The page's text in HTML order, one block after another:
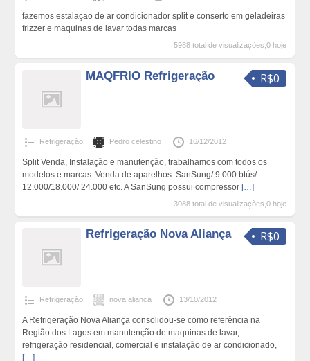
fazemos estalaçao de ar condicionador split e conserto em geladeiras
frizzer e maquinas de lavar todas marcas
5988 total de visualizações,0 hoje
R$0
MAQFRIO Refrigeração
Refrigeração Pedro celestino 16/12/2012
Split Venda, Instalação e manutenção, trabalhamos com todos os
modelos e marcas. Venda de aparelhos: SanSung/ 9.000 btús/
12.000/18.000/ 24.000 etc. A SanSung possui compressor […]
3088 total de visualizações,0 hoje
R$0
Refrigeração Nova Aliança
Refrigeração nova alianca 13/10/2012
A Refrigeração Nova Aliança consolidou-se como referência na
Região dos Lagos em manutenção de maquinas de lavar,
refrigeração residencial, comercial e instalação de ar condicionado,
[…]